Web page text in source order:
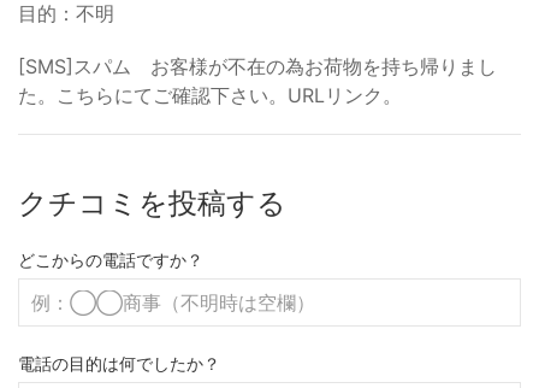
目的：不明
[SMS]スパム お客様が不在の為お荷物を持ち帰りまし
た。こちらにてご確認下さい。URLリンク。
クチコミを投稿する
どこからの電話ですか？
電話の目的は何でしたか？